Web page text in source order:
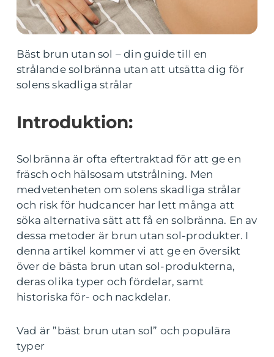
Bäst brun utan sol – din guide till en
strålande solbränna utan att utsätta dig för
solens skadliga strålar
Introduktion:
Solbränna är ofta eftertraktad för att ge en
fräsch och hälsosam utstrålning. Men
medvetenheten om solens skadliga strålar
och risk för hudcancer har lett många att
söka alternativa sätt att få en solbränna. En av
dessa metoder är brun utan sol-produkter. I
denna artikel kommer vi att ge en översikt
över de bästa brun utan sol-produkterna,
deras olika typer och fördelar, samt
historiska för- och nackdelar.
Vad är ”bäst brun utan sol” och populära
typer